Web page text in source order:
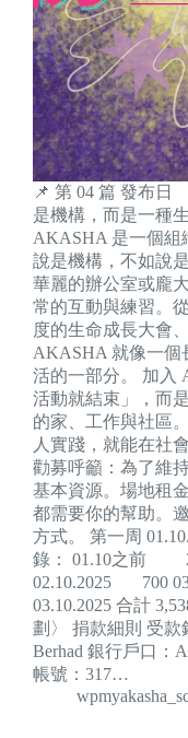
📌 第 04 篇 發布日
是機構，而是一種
AKASHA 是一個組
說是機構，不如說
華麗的辦公室或龐
常的互動與練習。
度的生命成長大會
AKASHA 就像一個
活的一部分。 加入
活動就結束」，而
的家、工作與社區
人實踐，就能在社
勸募呼籲：為了維
基本資源。場地租
都需要你的幫助。
方式。 第一周
錄： 01.10之前
02.10.2025 700
03.10.2025 合計
劃〉 捐款細則 受款
Berhad 銀行戶口：
帳號：317…